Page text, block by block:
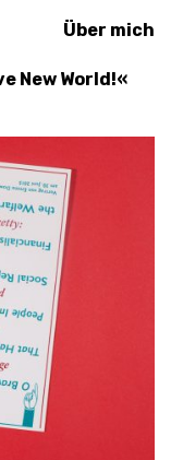
Über mich
New World!«